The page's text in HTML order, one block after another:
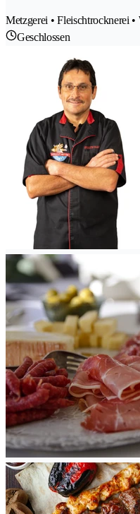
Metzgerei • Fleischtrocknerei •
Geschlossen